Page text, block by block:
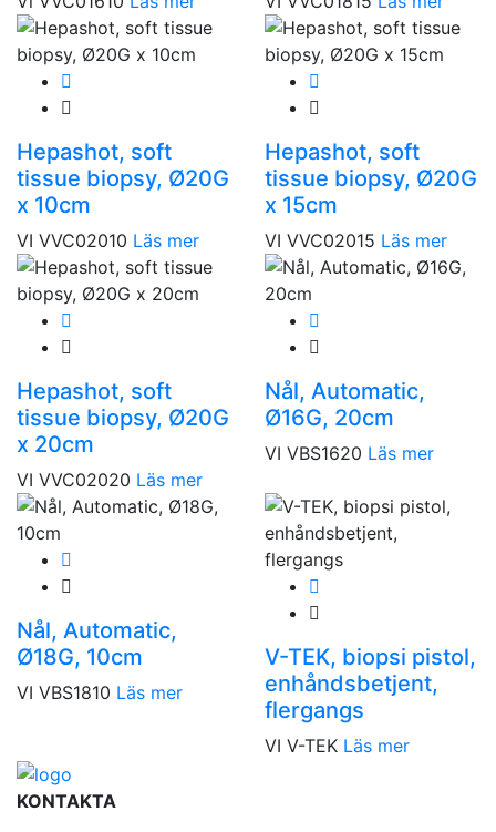
Hepashot, soft
tissue biopsy, Ø20G
x 10cm
VI VVC02010 Läs mer
Hepashot, soft
tissue biopsy, Ø20G
x 15cm
VI VVC02015 Läs mer
Hepashot, soft
tissue biopsy, Ø20G
x 20cm
VI VVC02020 Läs mer
Nål, Automatic,
Ø16G, 20cm
VI VBS1620 Läs mer
Nål, Automatic,
Ø18G, 10cm
VI VBS1810 Läs mer
V-TEK, biopsi pistol,
enhåndsbetjent,
flergangs
VI V-TEK Läs mer
KONTAKTA